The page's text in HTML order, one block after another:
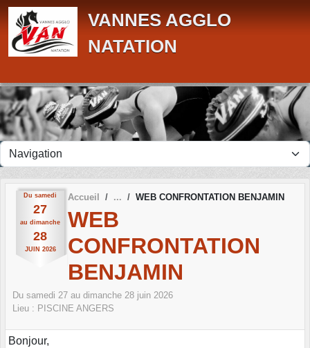
VANNES AGGLO
NATATION
Du samedi
27
au dimanche
28
JUIN 2026
Accueil WEB CONFRONTATION BENJAMIN
WEB
CONFRONTATION
BENJAMIN
Du samedi 27 au dimanche 28 juin 2026
Lieu : PISCINE ANGERS
Bonjour,
Panneau de gestion des cookies